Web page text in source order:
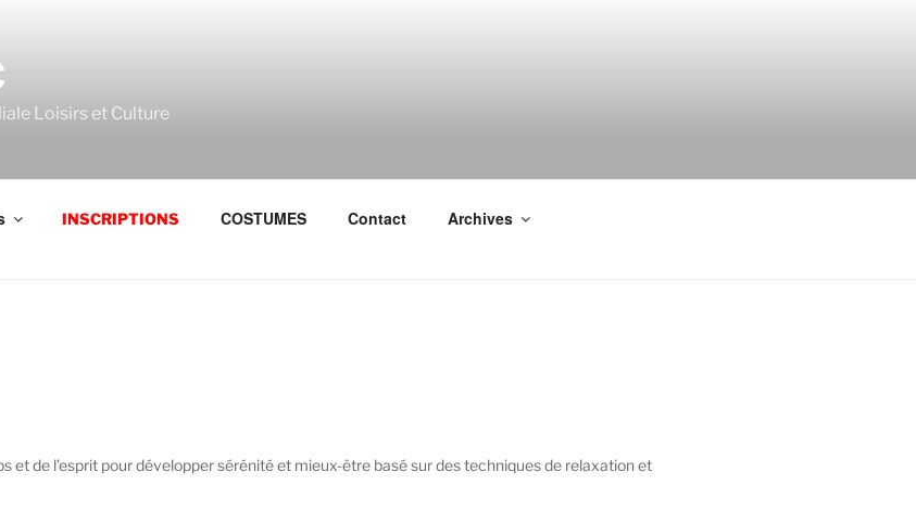
Loisirs et Culture
INSCRIPTIONS COSTUMES Contact Archives
et de l’esprit pour développer sérénité et mieux-être basé sur des techniques de relaxation et